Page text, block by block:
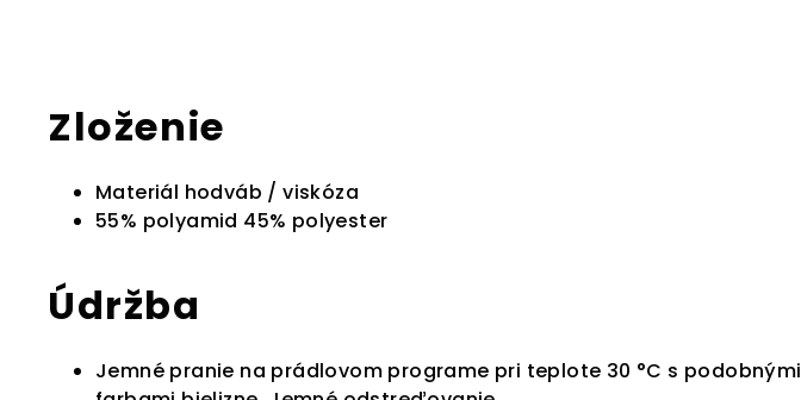
Zloženie
Materiál hodváb / viskóza
55% polyamid 45% polyester
Údržba
Jemné pranie na prádlovom programe pri teplote 30 °C s podobnými